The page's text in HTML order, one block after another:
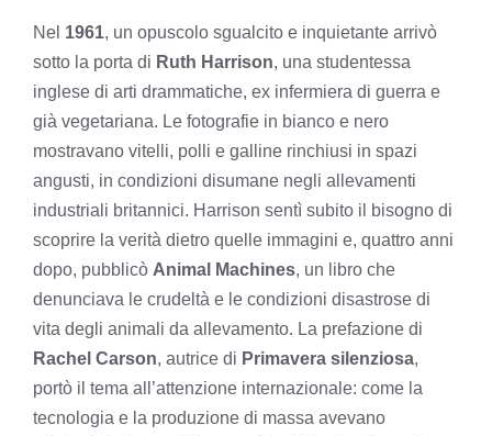
Nel 1961, un opuscolo sgualcito e inquietante arrivò
sotto la porta di Ruth Harrison, una studentessa
inglese di arti drammatiche, ex infermiera di guerra e
già vegetariana. Le fotografie in bianco e nero
mostravano vitelli, polli e galline rinchiusi in spazi
angusti, in condizioni disumane negli allevamenti
industriali britannici. Harrison sentì subito il bisogno di
scoprire la verità dietro quelle immagini e, quattro anni
dopo, pubblicò Animal Machines, un libro che
denunciava le crudeltà e le condizioni disastrose di
vita degli animali da allevamento. La prefazione di
Rachel Carson, autrice di Primavera silenziosa,
portò il tema all’attenzione internazionale: come la
tecnologia e la produzione di massa avevano